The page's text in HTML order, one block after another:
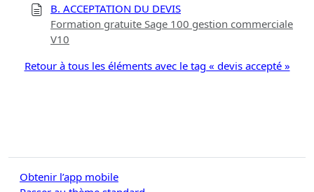
B. ACCEPTATION DU DEVIS
Formation gratuite Sage 100 gestion commerciale
V10
Retour à tous les éléments avec le tag « devis accepté »
Obtenir l’app mobile